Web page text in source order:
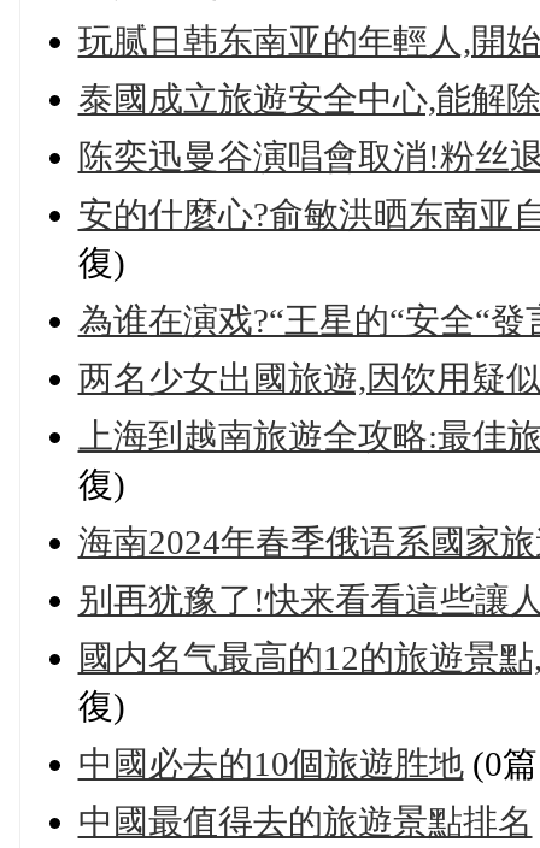
玩腻日韩东南亚的年輕人,開
泰國成立旅遊安全中心,能解
陈奕迅曼谷演唱會取消!粉丝
安的什麼心?俞敏洪晒东南亚
復)
為谁在演戏?“王星的“安全“
两名少女出國旅遊,因饮用疑
上海到越南旅遊全攻略:最佳
復)
海南2024年春季俄语系國家
别再犹豫了!快来看看這些讓
國内名气最高的12的旅遊景
復)
中國必去的10個旅遊胜地(0
中國最值得去的旅遊景點排名